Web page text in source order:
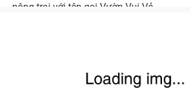
nông trại với tên gọi Vườn Vui Vẻ